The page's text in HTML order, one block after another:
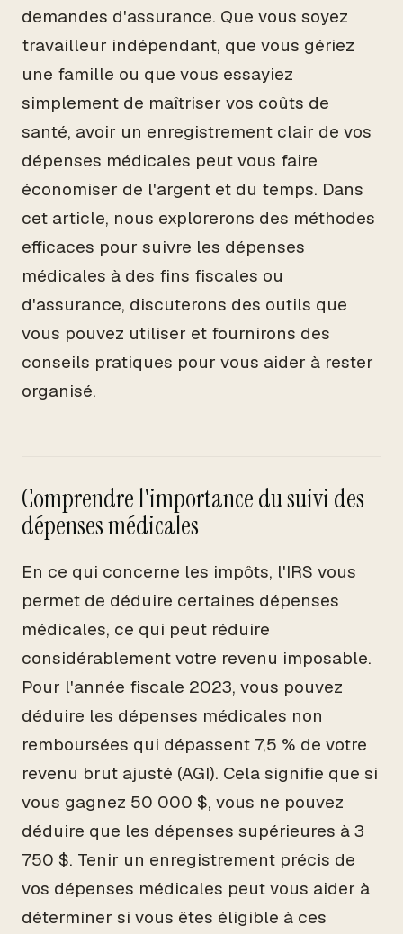
demandes d'assurance. Que vous soyez
travailleur indépendant, que vous gériez
une famille ou que vous essayiez
simplement de maîtriser vos coûts de
santé, avoir un enregistrement clair de vos
dépenses médicales peut vous faire
économiser de l'argent et du temps. Dans
cet article, nous explorerons des méthodes
efficaces pour suivre les dépenses
médicales à des fins fiscales ou
d'assurance, discuterons des outils que
vous pouvez utiliser et fournirons des
conseils pratiques pour vous aider à rester
organisé.
Comprendre l'importance du suivi des
dépenses médicales
En ce qui concerne les impôts, l'IRS vous
permet de déduire certaines dépenses
médicales, ce qui peut réduire
considérablement votre revenu imposable.
Pour l'année fiscale 2023, vous pouvez
déduire les dépenses médicales non
remboursées qui dépassent 7,5 % de votre
revenu brut ajusté (AGI). Cela signifie que si
vous gagnez 50 000 $, vous ne pouvez
déduire que les dépenses supérieures à 3
750 $. Tenir un enregistrement précis de
vos dépenses médicales peut vous aider à
déterminer si vous êtes éligible à ces